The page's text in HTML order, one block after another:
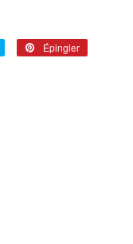
Tweeter
Épingler